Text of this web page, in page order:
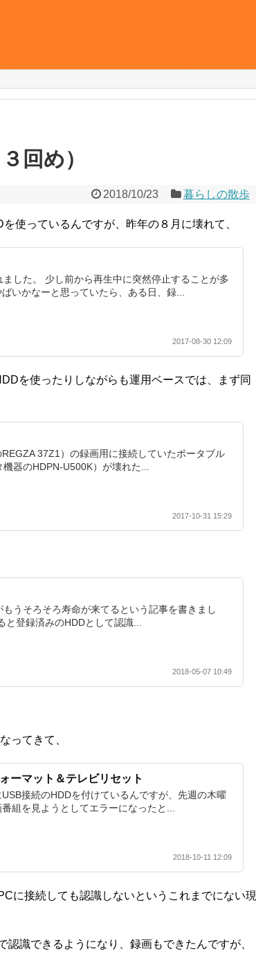
回め）
2018/10/23 暮らしの散歩
使っているんですが、昨年の８月に壊れて、
した。 少し前から再生中に突然停止することが多
いかなーと思っていたら、ある日、録...
2017-08-30 12:09
を使ったりしながらも運用ベースでは、まず同
37Z1）の録画用に接続していたポータブル
器のHDPN-U500K）が壊れた...
2017-10-31 15:29
うそろそろ寿命が来てるという記事を書きまし
と登録済みのHDDとして認識...
2018-05-07 10:49
ってきて、
ーマット＆テレビリセット
接続のHDDを付けているんですが、先週の木曜
組を見ようとしてエラーになったと...
2018-10-11 12:09
に接続しても認識しないというこれまでにない現
識できるようになり、録画もできたんですが、